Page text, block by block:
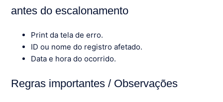
antes do escalonamento
Print da tela de erro.
ID ou nome do registro afetado.
Data e hora do ocorrido.
Regras importantes / Observações